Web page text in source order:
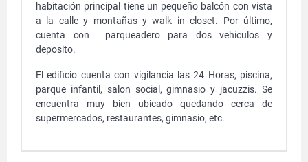
habitación principal tiene un pequeño balcón con vista
a la calle y montañas y walk in closet. Por último,
cuenta con parqueadero para dos vehiculos y
deposito.
El edificio cuenta con vigilancia las 24 Horas, piscina,
parque infantil, salon social, gimnasio y jacuzzis. Se
encuentra muy bien ubicado quedando cerca de
supermercados, restaurantes, gimnasio, etc.